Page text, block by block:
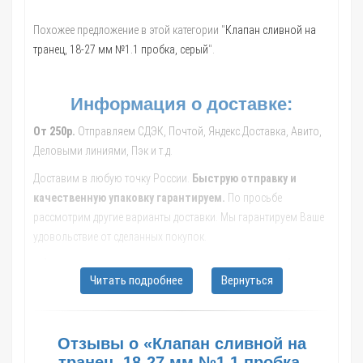
Похожее предложение в этой категории "Клапан сливной на
транец, 18-27 мм №1.1 пробка, серый".
Информация о доставке:
От 250р. Отправляем СДЭК, Почтой, Яндекс.Доставка, Авито,
Деловыми линиями, Пэк и т.д.
Доставим в любую точку России.
Быструю отправку и
качественную упаковку гарантируем. По просьбе
рассмотрим другие варианты доставки. Мы гарантируем Ваше
удовольствие от сделанных покупок.
транспортной компании, рассчитают стоимость и сроки
Екатеринбург; Казань; Нижний Новгород; Челябинск; Самара;
Читать подробнее Вернуться
Отзывы о «Клапан сливной на